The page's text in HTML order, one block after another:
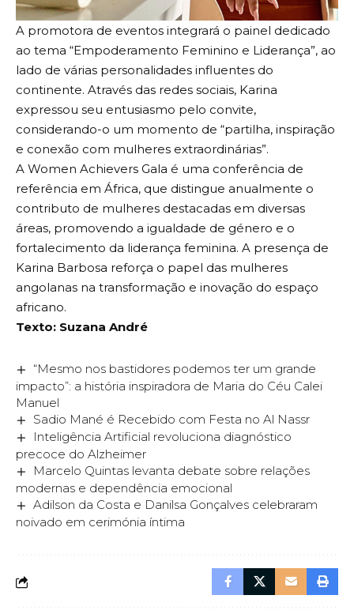
A promotora de eventos integrará o painel dedicado
ao tema “Empoderamento Feminino e Liderança”, ao
lado de várias personalidades influentes do
continente. Através das redes sociais, Karina
expressou seu entusiasmo pelo convite,
considerando-o um momento de “partilha, inspiração
e conexão com mulheres extraordinárias”.
A Women Achievers Gala é uma conferência de
referência em África, que distingue anualmente o
contributo de mulheres destacadas em diversas
áreas, promovendo a igualdade de género e o
fortalecimento da liderança feminina. A presença de
Karina Barbosa reforça o papel das mulheres
angolanas na transformação e inovação do espaço
africano.
Texto: Suzana André
“Mesmo nos bastidores podemos ter um grande
impacto”: a história inspiradora de Maria do Céu Calei
Manuel
Sadio Mané é Recebido com Festa no Al Nassr
Inteligência Artificial revoluciona diagnóstico
precoce do Alzheimer
Marcelo Quintas levanta debate sobre relações
modernas e dependência emocional
Adilson da Costa e Danilsa Gonçalves celebraram
noivado em cerimónia íntima